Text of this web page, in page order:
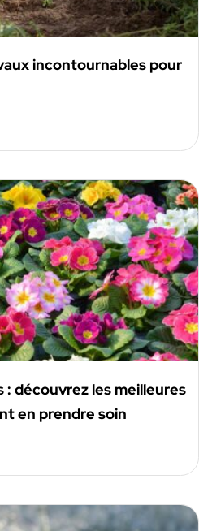
incontournables pour
découvrez les meilleures
en prendre soin